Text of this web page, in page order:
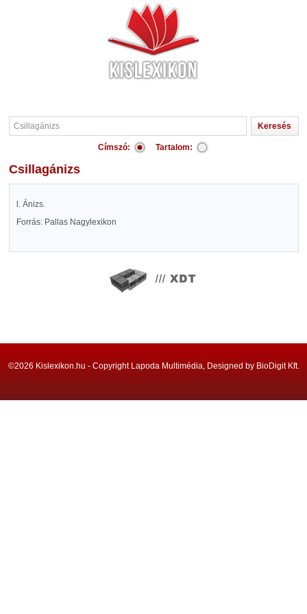
Címszó: Tartalom:
Csillagánizs
l. Ánizs.
Forrás: Pallas Nagylexikon
©2026 Kislexikon.hu - Copyright Lapoda Multimédia, Designed by BioDigit Kft.